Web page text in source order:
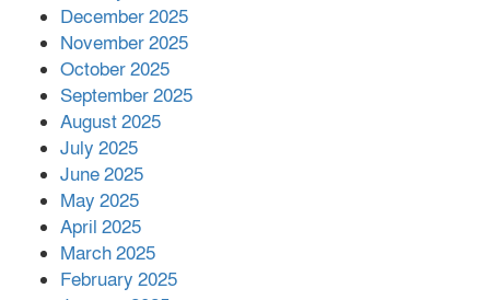
পর ফোন তারেক রহমানের,গ্যাস সঙ্কট
December 2025
November 2025
October 2025
September 2025
August 2025
July 2025
June 2025
May 2025
April 2025
March 2025
February 2025